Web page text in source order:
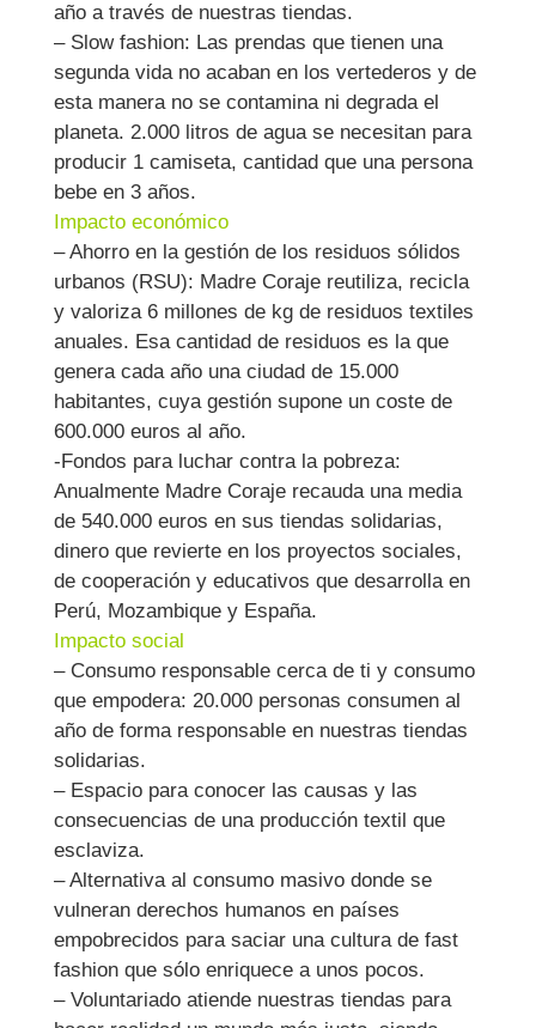
año a través de nuestras tiendas.
– Slow fashion: Las prendas que tienen una
segunda vida no acaban en los vertederos y de
esta manera no se contamina ni degrada el
planeta. 2.000 litros de agua se necesitan para
producir 1 camiseta, cantidad que una persona
bebe en 3 años.
Impacto económico
– Ahorro en la gestión de los residuos sólidos
urbanos (RSU): Madre Coraje reutiliza, recicla
y valoriza 6 millones de kg de residuos textiles
anuales. Esa cantidad de residuos es la que
genera cada año una ciudad de 15.000
habitantes, cuya gestión supone un coste de
600.000 euros al año.
-Fondos para luchar contra la pobreza:
Anualmente Madre Coraje recauda una media
de 540.000 euros en sus tiendas solidarias,
dinero que revierte en los proyectos sociales,
de cooperación y educativos que desarrolla en
Perú, Mozambique y España.
Impacto social
– Consumo responsable cerca de ti y consumo
que empodera: 20.000 personas consumen al
año de forma responsable en nuestras tiendas
solidarias.
– Espacio para conocer las causas y las
consecuencias de una producción textil que
esclaviza.
– Alternativa al consumo masivo donde se
vulneran derechos humanos en países
empobrecidos para saciar una cultura de fast
fashion que sólo enriquece a unos pocos.
– Voluntariado atiende nuestras tiendas para